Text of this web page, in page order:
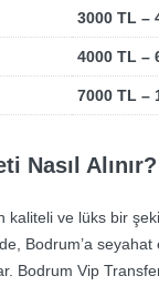
3000 TL –
4000 TL –
7000 TL –
Nasıl Alınır?
ve lüks bir
Bodrum’a
Bodrum Vip